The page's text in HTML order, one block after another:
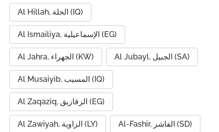
Al Hillah, الحلة (IQ)
Al Ismailiya, الإسماعيلية (EG)
Al Jahra, الجهراء (KW) Al Jubayl, الجبيل (SA)
Al Musaiyib, المسيب (IQ)
Al Zaqaziq, الزقازيق (EG)
Al Zawiyah, الزاوية (LY) Al-Fashir, الفاشر (SD)